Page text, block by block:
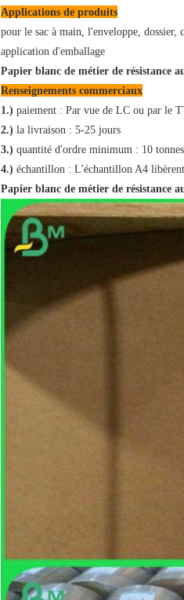
Applications de produits
pour le sac à main, l'enveloppe, dossier,
application d'emballage
Papier blanc de métier de résistance
Renseignements commerciaux
1.) paiement : Par vue de LC ou par le
2.) la livraison : 5-25 jours
3.) quantité d'ordre minimum : 10 tonnes
4.) échantillon : L'échantillon A4
Papier blanc de métier de résistance